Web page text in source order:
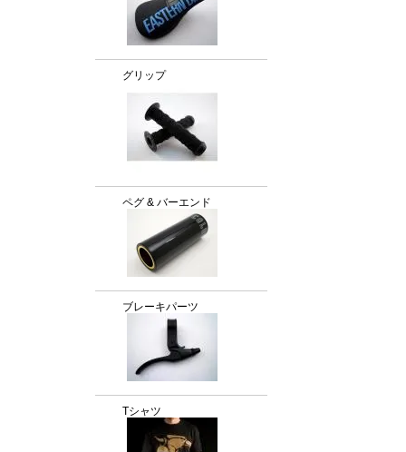
グリップ
ペグ & バーエンド
ブレーキパーツ
Tシャツ